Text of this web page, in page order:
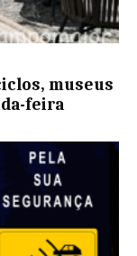
museus
feira